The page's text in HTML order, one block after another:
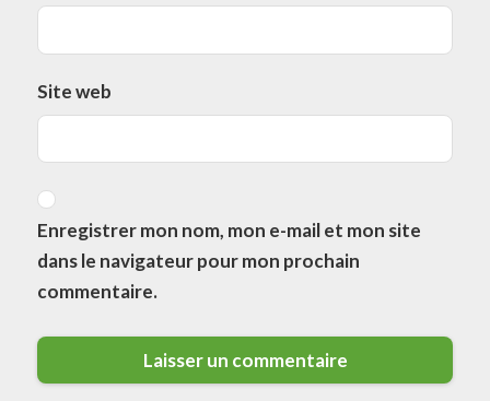
Site web
Enregistrer mon nom, mon e-mail et mon site
dans le navigateur pour mon prochain
commentaire.